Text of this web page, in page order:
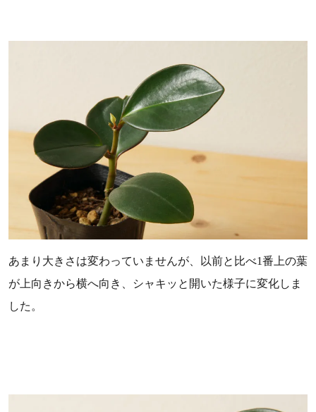
あまり大きさは変わっていませんが、以前と比べ1番上の葉
が上向きから横へ向き、シャキッと開いた様子に変化しま
した。